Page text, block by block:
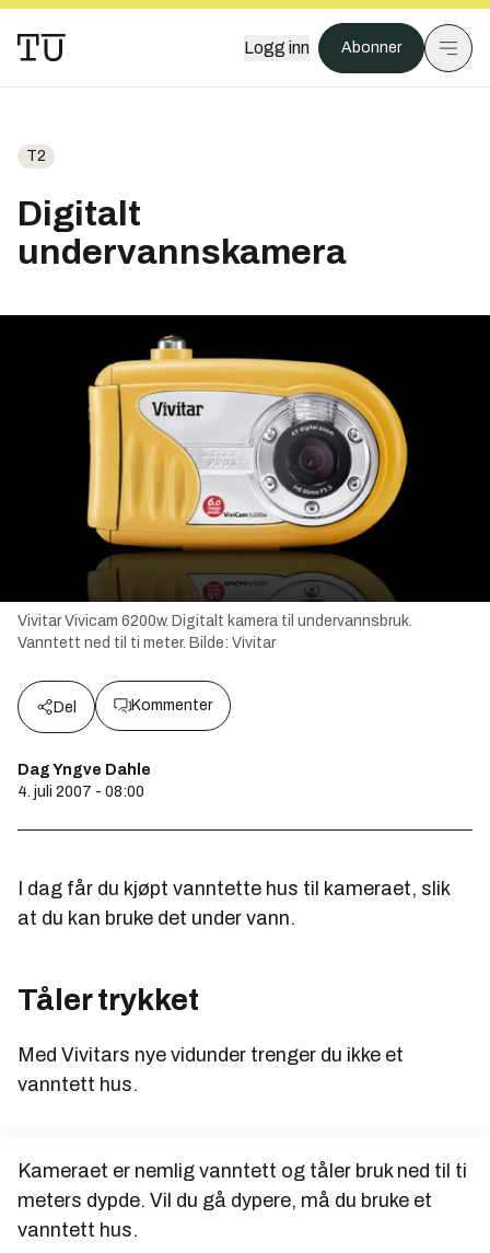
Logg inn Abonner
T2
Digitalt
undervannskamera
Vivitar Vivicam 6200w. Digitalt kamera til undervannsbruk.
Vanntett ned til ti meter. Bilde: Vivitar
Del Kommenter
Dag Yngve Dahle
4. juli 2007 - 08:00
I dag får du kjøpt vanntette hus til kameraet, slik
at du kan bruke det under vann.
Tåler trykket
Med Vivitars nye vidunder trenger du ikke et
vanntett hus.
Kameraet er nemlig vanntett og tåler bruk ned til ti
meters dypde. Vil du gå dypere, må du bruke et
vanntett hus.